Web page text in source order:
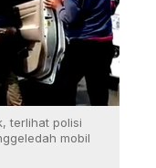
terlihat polisi
mobil